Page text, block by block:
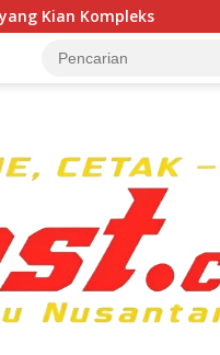
Polri Kerahkan 372